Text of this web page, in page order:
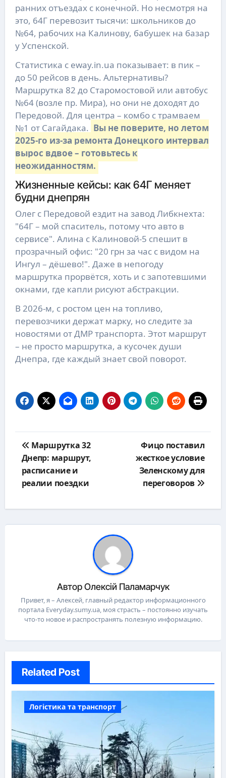
ранних отъездах с конечной. Но несмотря на
это, 64Г перевозит тысячи: школьников до
№64, рабочих на Калинову, бабушек на базар
у Успенской.
Статистика с eway.in.ua показывает: в пик –
до 50 рейсов в день. Альтернативы?
Маршрутка 82 до Старомостовой или автобус
№64 (возле пр. Мира), но они не доходят до
Передовой. Для центра – комбо с трамваем
№1 от Сагайдака. Вы не поверите, но летом
2025-го из-за ремонта Донецкого интервал
вырос вдвое – готовьтесь к
неожиданностям.
Жизненные кейсы: как 64Г меняет
будни днепрян
Олег с Передовой ездит на завод Либкнехта:
"64Г – мой спаситель, потому что авто в
сервисе". Алина с Калиновой-5 спешит в
прозрачный офис: "20 грн за час с видом на
Ингул – дёшево!". Даже в непогоду
маршрутка прорвётся, хоть и с запотевшими
окнами, где капли рисуют абстракции.
В 2026-м, с ростом цен на топливо,
перевозчики держат марку, но следите за
новостями от ДМР транспорта. Этот маршрут
– не просто маршрутка, а кусочек души
Днепра, где каждый знает свой поворот.
по
записям
Маршрутка 32
Днепр: маршрут,
расписание и
реалии поездки
Фицо поставил
жесткое условие
Зеленскому для
переговоров
АвторОлексій Паламарчук
Привет, я – Алексей, главный редактор информационного
портала Everyday.sumy.ua, моя страсть – постоянно изучать
что-то новое и распространять полезную информацию.
Related Post
Логістика та транспорт